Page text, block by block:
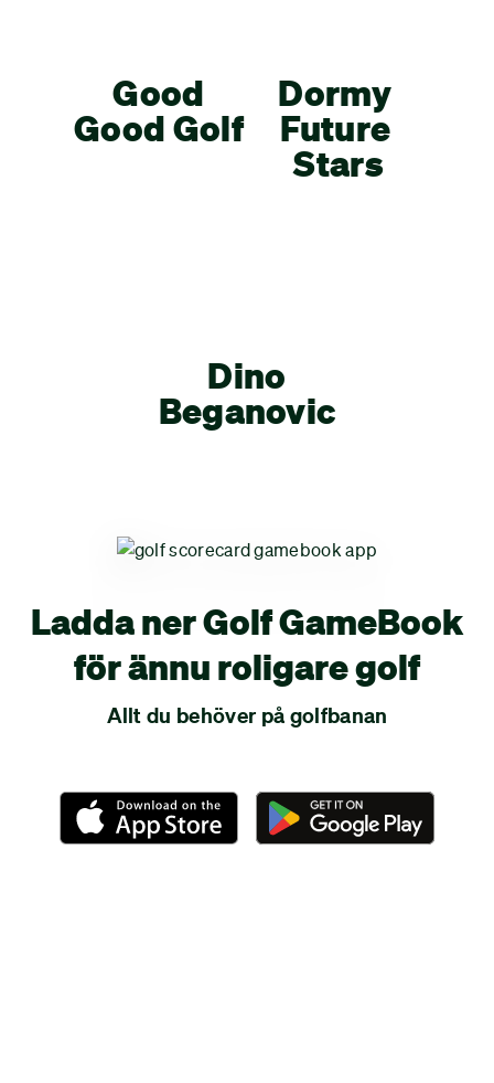
Good
Good Golf
Dormy
Future
Stars
Dino
Beganovic
Ladda ner Golf GameBook
för ännu roligare golf
Allt du behöver på golfbanan